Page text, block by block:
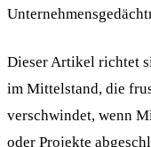
Dieser Artikel richtet
im Mittelstand, die
verschwindet, wenn
oder Projekte